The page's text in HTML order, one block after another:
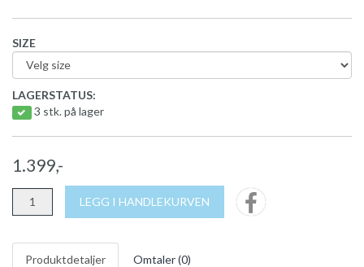
SIZE
LAGERSTATUS:
3 stk. på lager
1.399,-
LEGG I HANDLEKURVEN
Produktdetaljer Omtaler (0)